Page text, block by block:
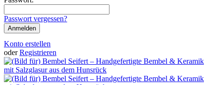
Passwort vergessen?
Konto erstellen
oder Registrieren